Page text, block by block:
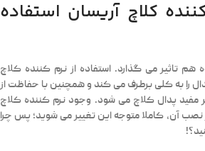
کلاچ آریسان استفاده
هم تاثیر می گذارد. استفاده از نرم کننده کلاچ
را به کلی برطرف می کند و همچنین با حفاظت از
مفید پدال کلاچ می شود. وجود نرم کننده کلاچ
آن، کاملا متوجه این تغییر می شوید؛ پس چرا